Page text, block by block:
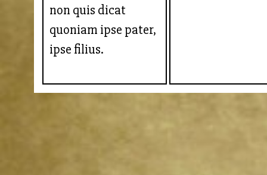
non quis dicat
quoniam ipse pater,
ipse filius.